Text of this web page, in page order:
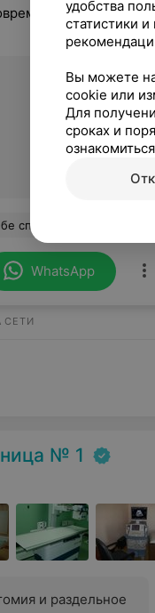
Все цены
следующий приём буду записываться к
WhatsApp
СЕТИ
№ 1
и раздельное
удобства
статистики
Вы можете
cookie или
Для
сроках и